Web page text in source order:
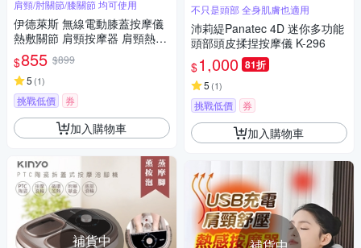
肩頸/肘關節/膝關節 均可使用
伊德萊斯 無線電動膝蓋按摩儀
熱敷關節 肩頸按摩器 肩頸熱敷
墊 保暖護膝 交換節禮物
$855 $899
5 (1)
挑戰低價 券
加入購物車
補貨中
不只是頭部 全身肌膚也適用
沛莉緹Panatec 4D 迷你多功能
頭部頭皮揉捏按摩儀 K-296
$1,000 81折
5 (1)
挑戰低價 券
加入購物車